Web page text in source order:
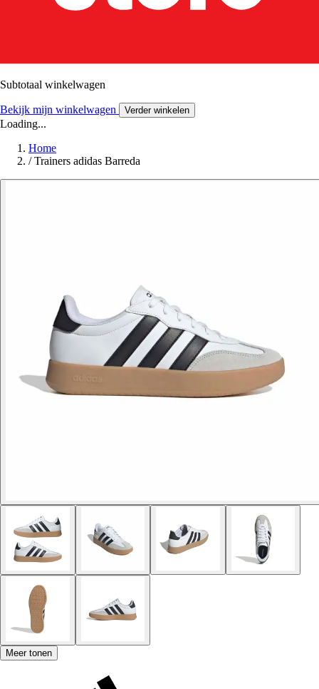
Subtotaal winkelwagen
Bekijk mijn winkelwagen Verder winkelen
Loading...
Home
/ Trainers adidas Barreda
Meer tonen